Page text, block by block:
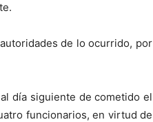
de lo ocurrido, por
día siguiente de cometido el
funcionarios, en virtud de